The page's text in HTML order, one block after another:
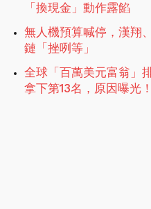
「換現金」動作露餡
無人機預算喊停，漢翔
鏈「挫咧等」
全球「百萬美元富翁」
拿下第13名，原因曝光！